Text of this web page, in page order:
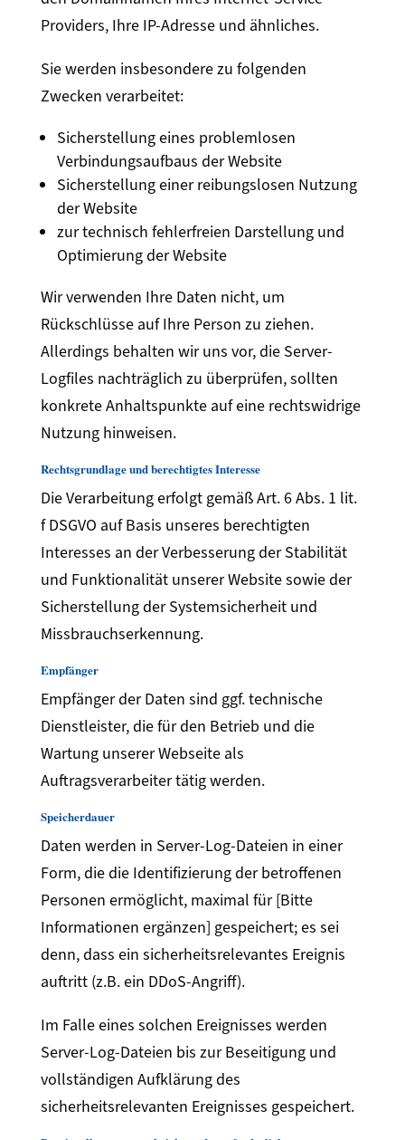
Providers, Ihre IP-Adresse und ähnliches.
Sie werden insbesondere zu folgenden
Zwecken verarbeitet:
Sicherstellung eines problemlosen
Verbindungsaufbaus der Website
Sicherstellung einer reibungslosen Nutzung
der Website
zur technisch fehlerfreien Darstellung und
Optimierung der Website
Wir verwenden Ihre Daten nicht, um
Rückschlüsse auf Ihre Person zu ziehen.
Allerdings behalten wir uns vor, die Server-
Logfiles nachträglich zu überprüfen, sollten
konkrete Anhaltspunkte auf eine rechtswidrige
Nutzung hinweisen.
Rechtsgrundlage und berechtigtes Interesse
Die Verarbeitung erfolgt gemäß Art. 6 Abs. 1 lit.
f DSGVO auf Basis unseres berechtigten
Interesses an der Verbesserung der Stabilität
und Funktionalität unserer Website sowie der
Sicherstellung der Systemsicherheit und
Missbrauchserkennung.
Empfänger
Empfänger der Daten sind ggf. technische
Dienstleister, die für den Betrieb und die
Wartung unserer Webseite als
Auftragsverarbeiter tätig werden.
Speicherdauer
Daten werden in Server-Log-Dateien in einer
Form, die die Identifizierung der betroffenen
Personen ermöglicht, maximal für [Bitte
Informationen ergänzen] gespeichert; es sei
denn, dass ein sicherheitsrelevantes Ereignis
auftritt (z.B. ein DDoS-Angriff).
Im Falle eines solchen Ereignisses werden
Server-Log-Dateien bis zur Beseitigung und
vollständigen Aufklärung des
sicherheitsrelevanten Ereignisses gespeichert.